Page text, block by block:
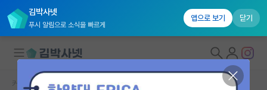
김박사넷
푸시 알림으로 소식을 빠르게
앱으로 보기 닫기
커뮤니티 홈 자유 게시판(아무개랩)